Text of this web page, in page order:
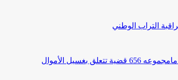
التراب الوطني